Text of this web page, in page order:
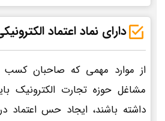
دارای نماد اعتماد
از موارد مهمی که صاحبان
مشاغل حوزه تجارت الکترونیک
داشته باشند، ایجاد حس